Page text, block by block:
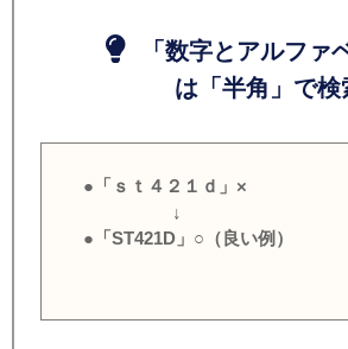
「数字とアルファベ
は「半角」で検
●「ｓｔ４２１ｄ」×
↓
●「ST421D」○（良い例）